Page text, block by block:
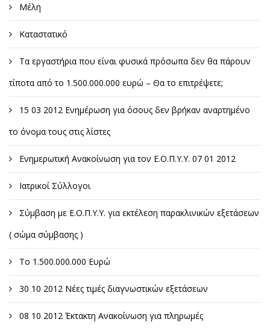
Μέλη
Καταστατικό
Τα εργαστήρια που είναι φυσικά πρόσωπα δεν θα πάρουν
τίποτα από το 1.500.000.000 ευρώ – Θα το επιτρέψετε;
15 03 2012 Ενημέρωση για όσους δεν βρήκαν αναρτημένο
το όνομα τους στις λίστες
Ενημερωτική Ανακοίνωση για τον Ε.Ο.Π.Υ.Υ. 07 01 2012
Ιατρικοί Σύλλογοι
Σύμβαση με Ε.Ο.Π.Υ.Υ. για εκτέλεση παρακλινικών εξετάσεων
( σώμα σύμβασης )
Το 1.500.000.000 Ευρώ
30 10 2012 Νέες τιμές διαγνωστικών εξετάσεων
08 10 2012 Έκτακτη Ανακοίνωση για πληρωμές